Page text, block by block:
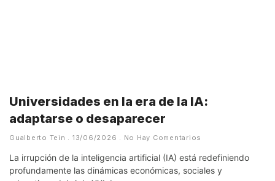
Universidades en la era de la IA:
adaptarse o desaparecer
Gualberto Tein 13/06/2026 No Hay Comentarios
La irrupción de la inteligencia artificial (IA) está redefiniendo
profundamente las dinámicas económicas, sociales y